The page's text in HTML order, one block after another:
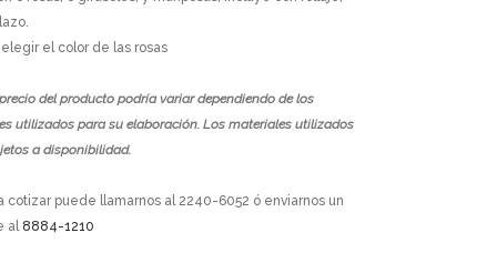
el color de las rosas
del producto podría variar dependiendo de los
utilizados para su elaboración. Los materiales utilizados
a disponibilidad.
cotizar puede llamarnos al 2240-6052 ó enviarnos un
al 8884-1210